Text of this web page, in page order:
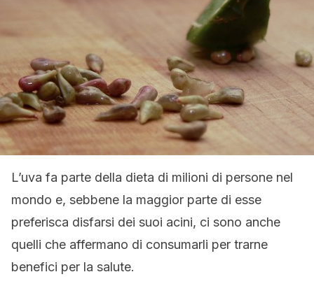
L’uva fa parte della dieta di milioni di persone nel
mondo e, sebbene la maggior parte di esse
preferisca disfarsi dei suoi acini, ci sono anche
quelli che affermano di consumarli per trarne
benefici per la salute.